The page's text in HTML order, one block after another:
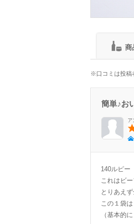
商
※口コミは投稿
簡単♪お
ア
140ルピー
これはビ
とりあえ
この１袋
（基本的